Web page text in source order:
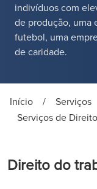
indivíduos com
de produção, uma
futebol, uma
de caridade.
Início / Serviços
Serviços de
Direito do